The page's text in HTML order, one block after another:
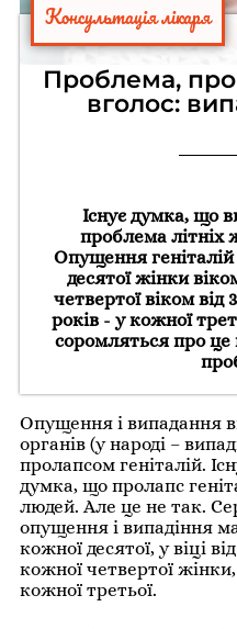
Консультація лікаря
Проблема,
вголос:
Існує думка, що
проблема літніх
Опущення
десятої жінки
четвертої віком від
років - у кожної
соромляться про це
Опущення і випадання
органів (у народі –
пролапсом геніталій.
думка, що пролапс
людей. Але це не так.
опущення і випадіння
кожної десятої, у віці
кожної четвертої
кожної третьої.